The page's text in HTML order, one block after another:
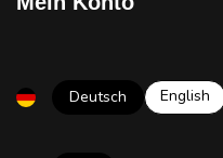
Deutsch English